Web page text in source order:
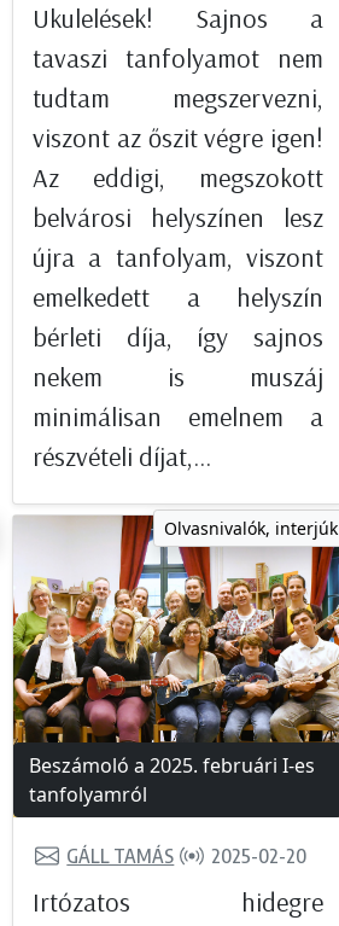
Ukulelések! Sajnos a
tavaszi tanfolyamot nem
tudtam megszervezni,
viszont az őszit végre igen!
Az eddigi, megszokott
belvárosi helyszínen lesz
újra a tanfolyam, viszont
emelkedett a helyszín
bérleti díja, így sajnos
nekem is muszáj
minimálisan emelnem a
részvételi díjat,...
Olvasnivalók, interjúk
Beszámoló a 2025. februári I-es
tanfolyamról
GÁLL TAMÁS 2025-02-20
Irtózatos hidegre